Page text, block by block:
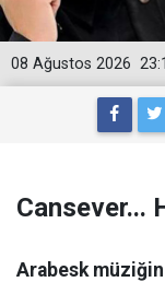
08 Ağustos 2026
Cansever...
Arabesk